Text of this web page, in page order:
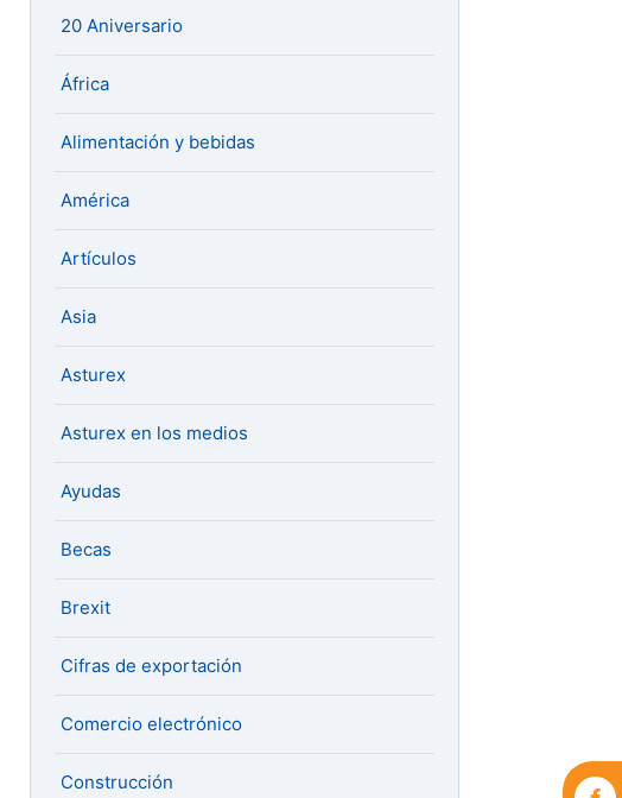
20 Aniversario
África
Alimentación y bebidas
América
Artículos
Asia
Asturex
Asturex en los medios
Ayudas
Becas
Brexit
Cifras de exportación
Comercio electrónico
Construcción